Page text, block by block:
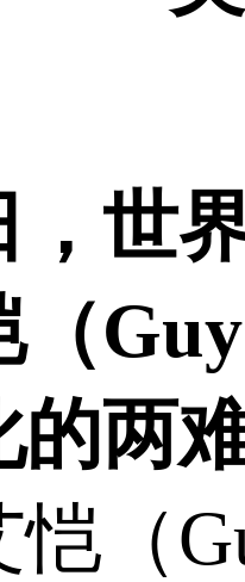
，世
（
的两
恺（